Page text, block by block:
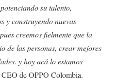
su talento,
y construyendo nuevas
creemos fielmente que la
de las personas, crear mejores
y hoy acá lo estamos
de OPPO Colombia.